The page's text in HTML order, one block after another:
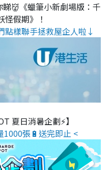
睇👹《蠟筆小新劇場版：千
怪假期》！
點樣聯手拯救屋企人啦↓
夏日消暑企劃⚡】
1000張🔋送完即止 <